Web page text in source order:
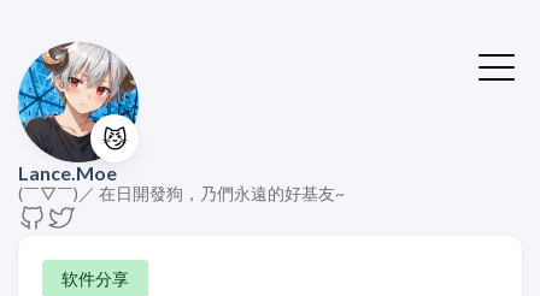
😼
Lance.Moe
(￣▽￣)／ 在日開發狗，乃們永遠的好基友~
软件分享